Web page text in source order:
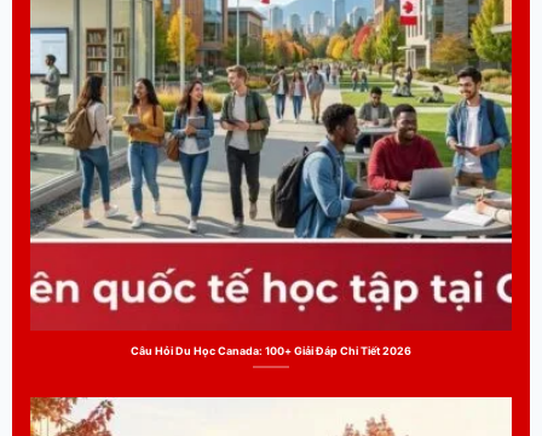
Câu Hỏi Du Học Canada: 100+ Giải Đáp Chi Tiết 2026